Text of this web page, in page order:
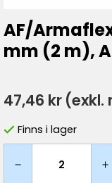
AF/
mm (2 m),
47,46 kr (exkl.
Finns i lager